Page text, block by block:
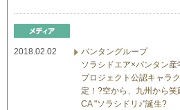
2018.02.02
バンタングループ
ソラシドエア×バンタン産
プロジェクト公認キャラ
定！?空から、九州から笑
CA "ソラシドリ♪"誕生?